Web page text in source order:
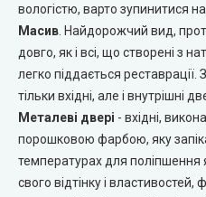
LUXDOORS (ЛюксДорс)
Portalino Doors (Порталіно)
CITY (Сіті фарбовані двері)
вологістю, варто зупинитися на
Масив . Найдорожчий вид,
довго, як і всі, що створені з
легко піддається
тільки вхідні, але і внутрішні
Металеві двері - вхідні,
порошковою фарбою, яку
температурах для поліпшення
свого відтінку і властивостей,